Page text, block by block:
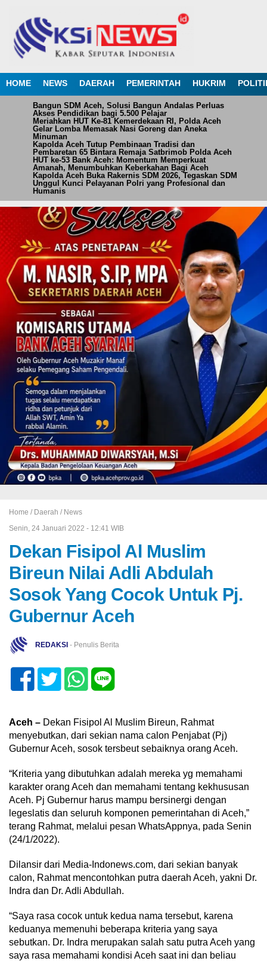
HOME NEWS DAERAH PEMERINTAH HUKRIM
Bangun SDM Aceh, Solusi Bangun Andalas Perluas
Akses Pendidikan bagi 5.500 Pelajar
Meriahkan HUT Ke-81 Kemerdekaan RI, Polda Aceh
Gelar Lomba Memasak Nasi Goreng dan Aneka
Minuman
Kapolda Aceh Tutup Pembinaan Tradisi dan
Pembaretan 65 Bintara Remaja Satbrimob Polda Aceh
HUT ke-53 Bank Aceh: Momentum Memperkuat
Amanah, Menumbuhkan Keberkahan Bagi Aceh
Kapolda Aceh Buka Rakernis SDM 2026, Tegaskan SDM
Unggul Kunci Pelayanan Polri yang Profesional dan
Humanis
Home / Daerah / News
Senin, 24 Januari 2022 - 12:41 WIB
Dekan Fisipol Al Muslim
Bireun Nilai Adli Abdulah
Sosok Yang Cocok Untuk Pj.
Gubernur Aceh
REDAKSI - Penulis Berita
Aceh – Dekan Fisipol Al Muslim Bireun, Rahmat
menyebutkan, dari sekian nama calon Penjabat (Pj)
Gubernur Aceh, sosok tersbeut sebaiknya orang Aceh.
“Kriteria yang dibutuhkan adalah mereka yg memahami
karakter orang Aceh dan memahami tentang kekhususan
Aceh. Pj Gubernur harus mampu bersinergi dengan
legeslatis dan seluruh komponen pemerintahan di Aceh,”
terang Rahmat, melalui pesan WhatsAppnya, pada Senin
(24/1/2022).
Dilansir dari Media-Indonews.com, dari sekian banyak
calon, Rahmat mencontohkan putra daerah Aceh, yakni Dr.
Indra dan Dr. Adli Abdullah.
“Saya rasa cocok untuk kedua nama tersebut, karena
keduanya memenuhi beberapa kriteria yang saya
sebutkan. Dr. Indra merupakan salah satu putra Aceh yang
saya rasa memahami kondisi Aceh saat ini dan beliau